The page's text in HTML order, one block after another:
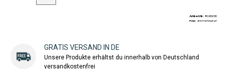
Artikel-Nr.: BU00230
EAN: 4260747994147
GRATIS VERSAND IN DE
Unsere Produkte erhältst du innerhalb von Deutschland
versandkostenfrei